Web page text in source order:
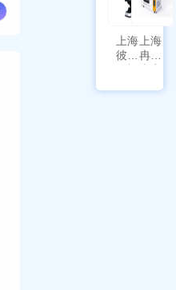
上海
彼爱
姆视
上海
冉绘
大容